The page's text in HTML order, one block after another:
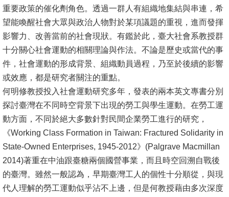
重要政策的催化劑角色。透過一群人有組織地集結與串連，希
望能喚醒社會大眾與政治人物對於某項議題的重視，進而發揮
影響力、改善當前的社會現狀。有鑑於此，臺大社會系教授群
十分關心社會運動的相關理論與作法。不論是歷史或當代的事
件，社會運動的形成背景、組織動員過程，乃至於後續的影響
或效應，都是研究者關注的重點。
何明修教授投入社會運動研究多年，發表的兩本英文專書分別
探討臺灣在不同時空背景下出現的勞工與學生運動。在勞工運
動方面，不同於絕大多數針對民間企業勞工進行的研究，
《Working Class Formation in Taiwan: Fractured Solidarity in
State-Owned Enterprises, 1945-2012》(Palgrave Macmillan
2014)著重在中油跟臺糖兩個國營事業，而且時空回溯自戰後
的臺灣。雖然一般認為，早期臺灣工人的個性十分順從，與現
代人理解的勞工運動似乎沾不上邊，但是何教授藉由多次深度